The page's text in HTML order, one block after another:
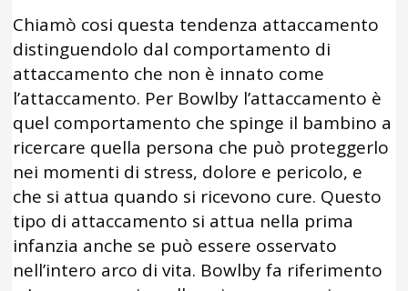
Chiamò cosi questa tendenza attaccamento
distinguendolo dal comportamento di
attaccamento che non è innato come
l’attaccamento. Per Bowlby l’attaccamento è
quel comportamento che spinge il bambino a
ricercare quella persona che può proteggerlo
nei momenti di stress, dolore e pericolo, e
che si attua quando si ricevono cure. Questo
tipo di attaccamento si attua nella prima
infanzia anche se può essere osservato
nell’intero arco di vita. Bowlby fa riferimento